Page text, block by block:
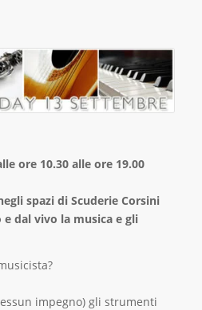
ore 10.30 alle ore 19.00
spazi di Scuderie Corsini
dal vivo la musica e gli
impegno) gli strumenti